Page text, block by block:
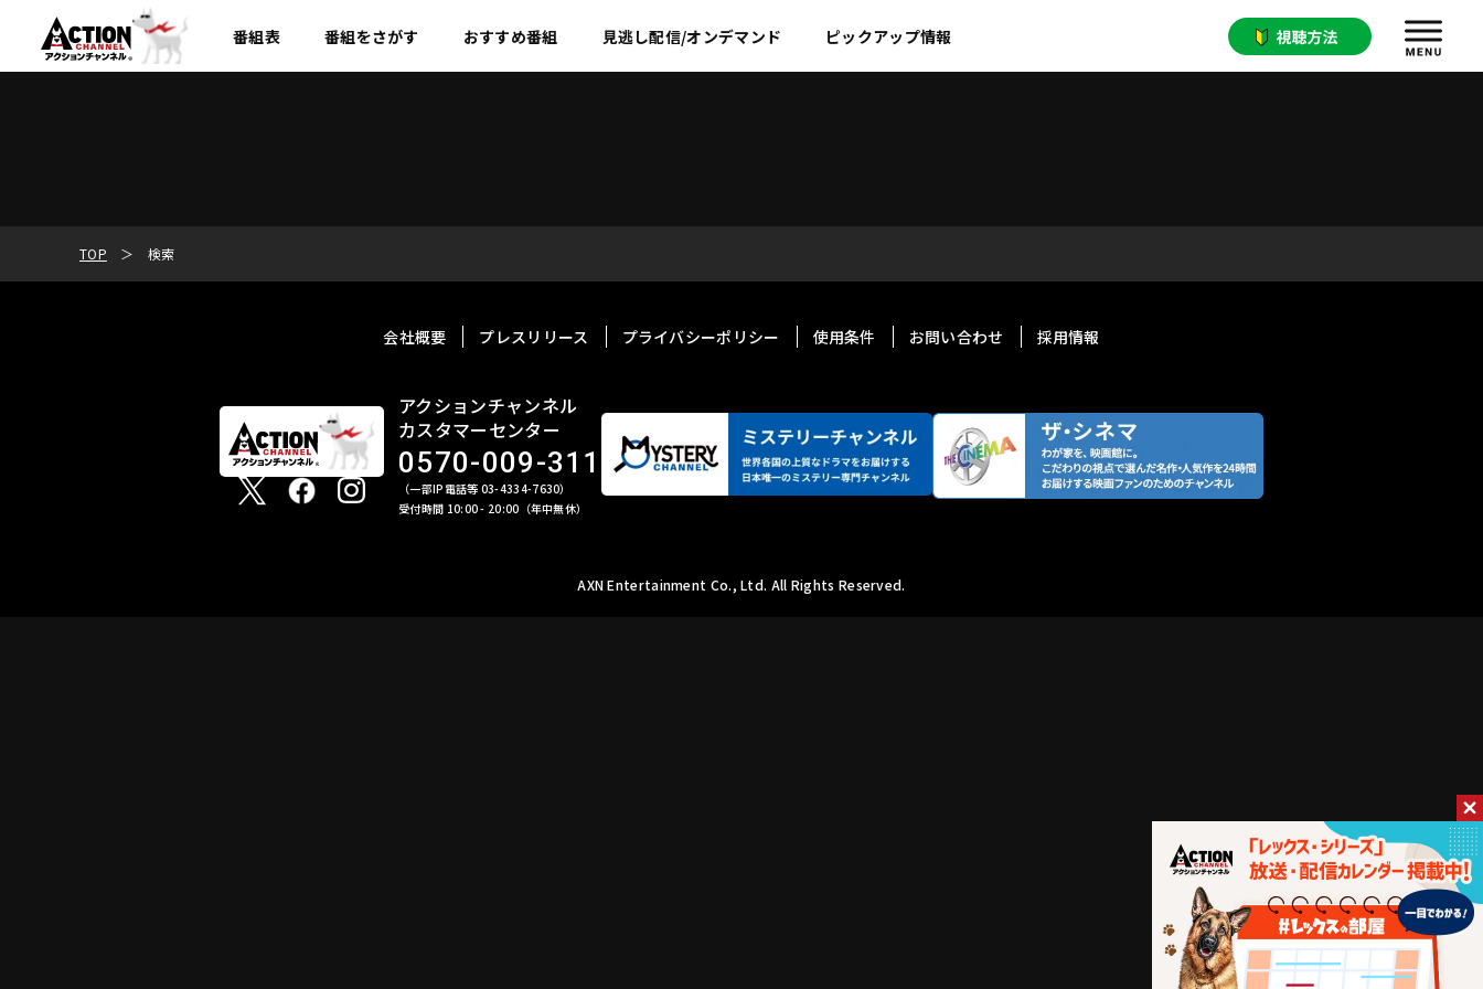
番組表 番組をさがす おすすめ番組 見逃し配信/オンデマンド ピックアップ情報
TOP 検索
会社概要 プレスリリース プライバシーポリシー 使用条件 お問い合わせ 採用情報
アクションチャンネル
カスタマーセンター
0570-009-311
（一部IP電話等 03-4334-7630）
受付時間 10:00 - 20:00（年中無休）
AXN Entertainment Co., Ltd. All Rights Reserved.